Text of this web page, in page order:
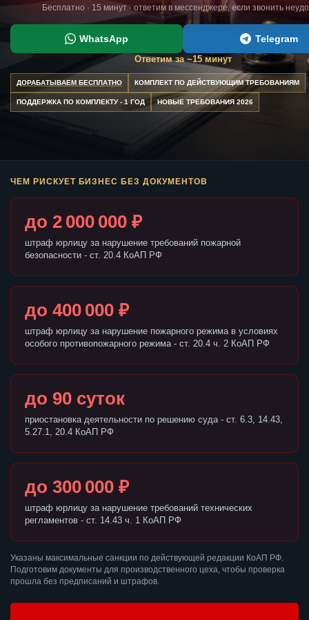
Бесплатно · 15 минут · ответим в мессенджере, если звонить
WhatsApp Telegram
Ответим за ~15 минут
ДОРАБАТЫВАЕМ БЕСПЛАТНО КОМПЛЕКТ ПО ДЕЙСТВУЮЩИМ ТРЕБОВАНИЯМ
ПОДДЕРЖКА ПО КОМПЛЕКТУ - 1 ГОД НОВЫЕ ТРЕБОВАНИЯ 2026
ЧЕМ РИСКУЕТ БИЗНЕС БЕЗ ДОКУМЕНТОВ
до 2 000 000 ₽
штраф юрлицу за нарушение требований пожарной
безопасности - ст. 20.4 КоАП РФ
до 400 000 ₽
штраф юрлицу за нарушение пожарного режима в условиях
особого противопожарного режима - ст. 20.4 ч. 2 КоАП РФ
до 90 суток
приостановка деятельности по решению суда - ст. 6.3, 14.43,
5.27.1, 20.4 КоАП РФ
до 300 000 ₽
штраф юрлицу за нарушение требований технических
регламентов - ст. 14.43 ч. 1 КоАП РФ
Указаны максимальные санкции по действующей редакции КоАП РФ.
Подготовим документы для производственного цеха, чтобы проверка
прошла без предписаний и штрафов.